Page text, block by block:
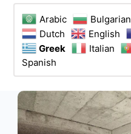
Arabic Bulgarian
Dutch
English
Greek
Italian
Spanish